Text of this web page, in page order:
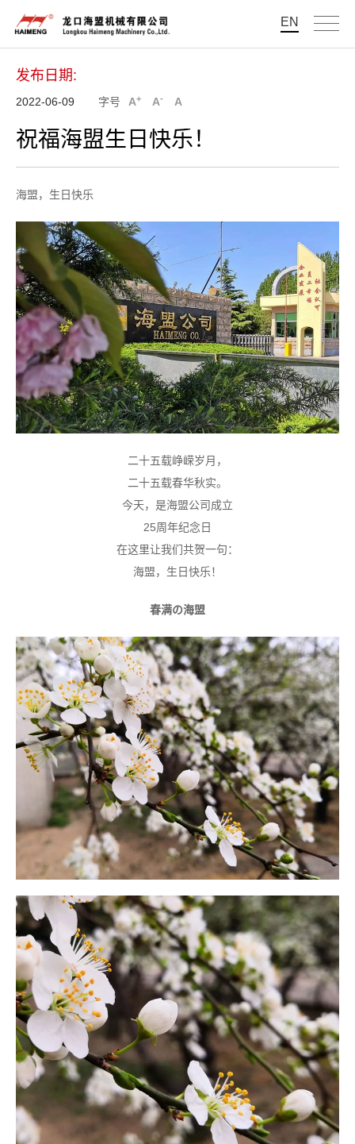
EN
发布日期:
2022-06-09 字号 A+ A- A
祝福海盟生日快乐！
海盟，生日快乐
二十五载峥嵘岁月，
二十五载春华秋实。
今天，是海盟公司成立
25周年纪念日
在这里让我们共贺一句：
海盟，生日快乐！
春满の海盟